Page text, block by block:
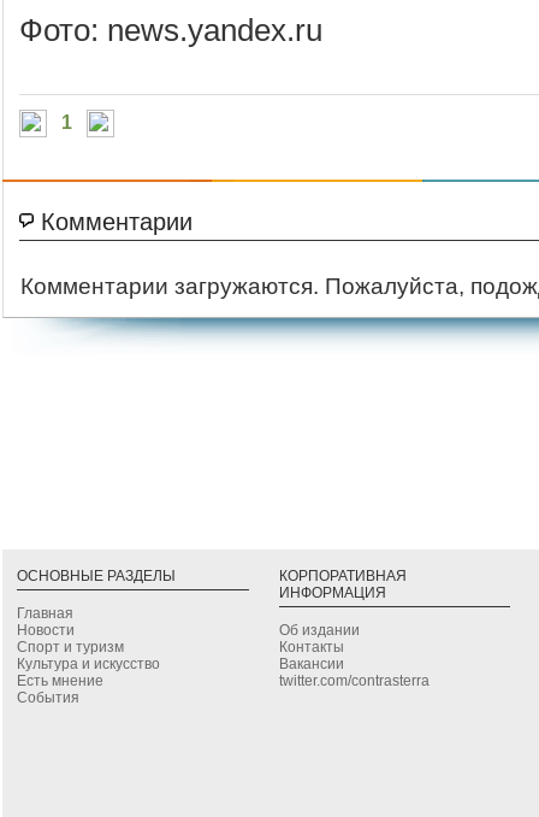
Фото: news.yandex.ru
1
Комментарии
Комментарии загружаются. Пожалуйста,
ОСНОВНЫЕ РАЗДЕЛЫ
Главная
Новости
Спорт и туризм
Культура и искусство
Есть мнение
События
КОРПОРАТИВНАЯ
ИНФОРМАЦИЯ
Об издании
Контакты
Вакансии
twitter.com/contrasterra